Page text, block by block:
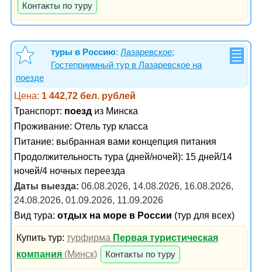
Контакты по туру
туры в Россию: Лазаревское;
Гостеприимный тур в Лазаревское на
поезде
Цена: 1 442,72 бел. рублей
Транспорт: поезд из Минска
Проживание: Отель тур класса
Питание: выбранная вами концепция питания
Продолжительность тура (дней/ночей): 15 дней/14
ночей/4 ночных переезда
Даты выезда: 06.08.2026, 14.08.2026, 16.08.2026,
24.08.2026, 01.09.2026, 11.09.2026
Вид тура: отдых на море в России (тур для всех)
Купить тур:турфирма Первая туристическая
компания (Минск) Контакты по туру